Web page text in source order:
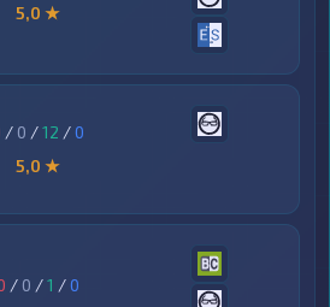
5,0 ★
/ 0 /12 /0
5,0 ★
/ 0 /1 /0